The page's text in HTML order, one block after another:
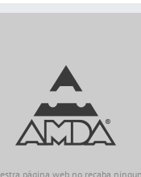
página web no recaba